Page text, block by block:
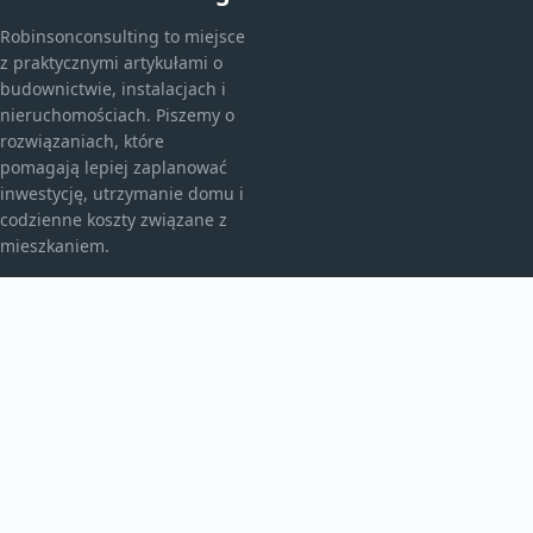
Robinsonconsulting to miejsce
z praktycznymi artykułami o
budownictwie, instalacjach i
nieruchomościach. Piszemy o
rozwiązaniach, które
pomagają lepiej zaplanować
inwestycję, utrzymanie domu i
codzienne koszty związane z
mieszkaniem.